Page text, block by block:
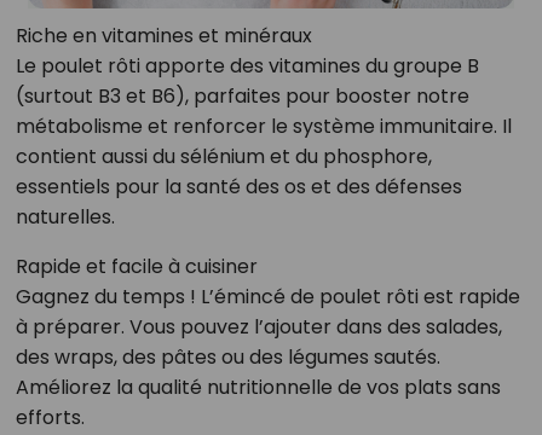
Riche en vitamines et minéraux
Le poulet rôti apporte des vitamines du groupe B
(surtout B3 et B6), parfaites pour booster notre
métabolisme et renforcer le système immunitaire. Il
contient aussi du sélénium et du phosphore,
essentiels pour la santé des os et des défenses
naturelles.
Rapide et facile à cuisiner
Gagnez du temps ! L’émincé de poulet rôti est rapide
à préparer. Vous pouvez l’ajouter dans des salades,
des wraps, des pâtes ou des légumes sautés.
Améliorez la qualité nutritionnelle de vos plats sans
efforts.